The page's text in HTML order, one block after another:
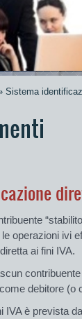
Sistema
operazioni ivi
ai fini IVA.
debitore (o
IVA è prevista